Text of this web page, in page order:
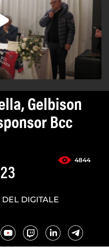
Gelbison
Bcc
4844
DIGITALE